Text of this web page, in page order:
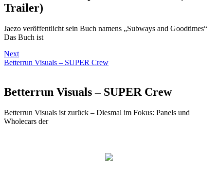
Trailer)
Jaezo veröffentlicht sein Buch namens „Subways and Goodtimes“
Das Buch ist
Next
Betterrun Visuals – SUPER Crew
Betterrun Visuals – SUPER Crew
Betterrun Visuals ist zurück – Diesmal im Fokus: Panels und
Wholecars der